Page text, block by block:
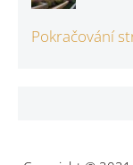
Pokračování